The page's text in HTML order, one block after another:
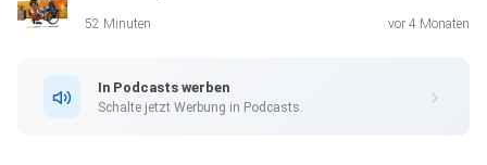
Session hat
52 Minuten vor 4 Monaten
In Podcasts werben
Schalte jetzt Werbung in Podcasts.